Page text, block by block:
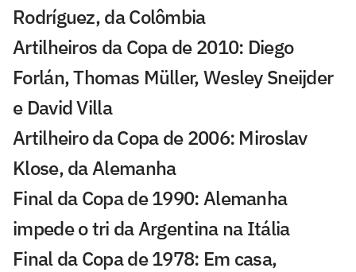
Rodríguez, da Colômbia
Artilheiros da Copa de 2010: Diego
Forlán, Thomas Müller, Wesley Sneijder
e David Villa
Artilheiro da Copa de 2006: Miroslav
Klose, da Alemanha
Final da Copa de 1990: Alemanha
impede o tri da Argentina na Itália
Final da Copa de 1978: Em casa,